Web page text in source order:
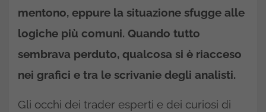
mentono, eppure la situazione sfugge alle
logiche più comuni. Quando tutto
sembrava perduto, qualcosa si è riacceso
nei grafici e tra le scrivanie degli analisti.
Gli occhi dei trader esperti e dei curiosi di